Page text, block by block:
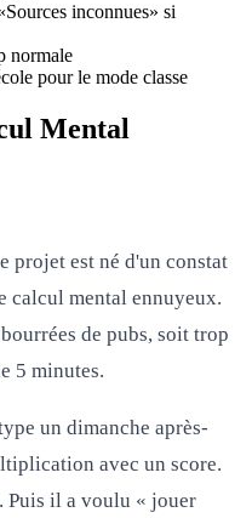
inconnues» si
normale
pour le mode classe
Mental
projet est né d'un constat
calcul mental ennuyeux.
de pubs, soit trop
5 minutes.
un dimanche après-
avec un score.
Puis il a voulu « jouer